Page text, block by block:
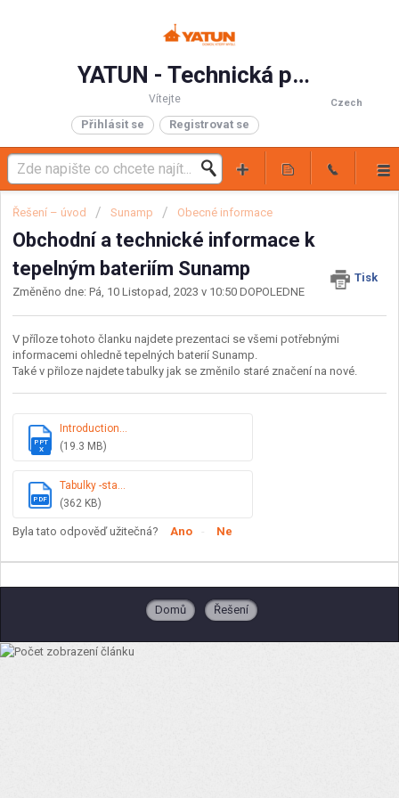
YATUN - Technická podpora
Czech
Vítejte
Přihlásit se Registrovat se
Řešení – úvod Sunamp Obecné informace
Obchodní a technické informace k
tepelným bateriím Sunamp
Tisk
Změněno dne: Pá, 10 Listopad, 2023 v 10:50 DOPOLEDNE
V příloze tohoto članku najdete prezentaci se všemi potřebnými
informacemi ohledně tepelných baterií Sunamp.
Také v přiloze najdete tabulky jak se změnilo staré značení na nové.
PPT
X
Introduction...
(19.3 MB)
PDF
Tabulky -sta...
(362 KB)
Byla tato odpověď užitečná? Ano Ne
Domů Řešení